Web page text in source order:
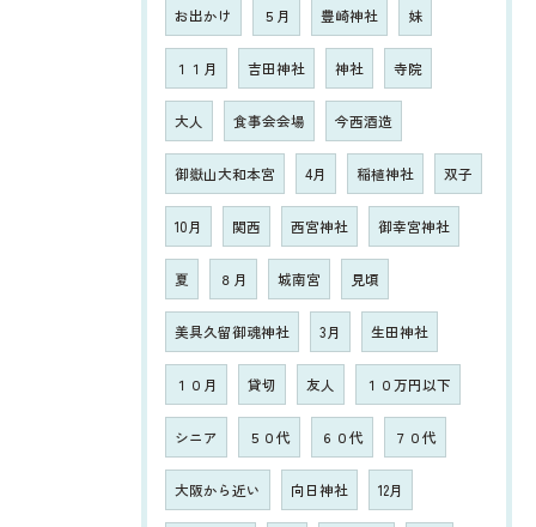
お出かけ ５月 豊崎神社 妹
１１月 吉田神社 神社 寺院
大人 食事会会場 今西酒造
御嶽山大和本宮 4月 稲植神社 双子
10月 関西 西宮神社 御幸宮神社
夏 ８月 城南宮 見頃
美具久留御魂神社 3月 生田神社
１０月 貸切 友人 １０万円以下
シニア ５０代 ６０代 ７０代
大阪から近い 向日神社 12月